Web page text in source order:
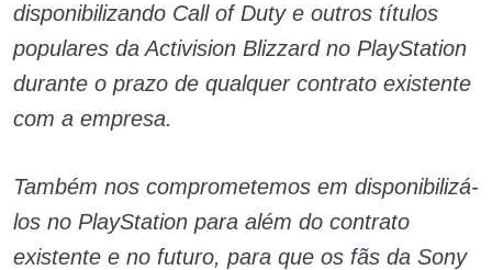
disponibilizando Call of Duty e outros títulos
populares da Activision Blizzard no PlayStation
durante o prazo de qualquer contrato existente
com a empresa.
Também nos comprometemos em disponibilizá-
los no PlayStation para além do contrato
existente e no futuro, para que os fãs da Sony